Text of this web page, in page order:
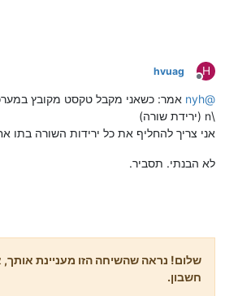
H
מנותק
hvuag
@
nyh אמר: כשאני מקבל טקסט מקובץ
\n (ירידת שורה)
אני צריך להחליף את כל ירידות השורה בתו
לא הבנתי. תסביר.
שלום! נראה שהשיחה הזו מעניינת אותך,
חשבון.